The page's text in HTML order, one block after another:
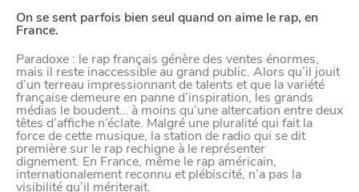
On se sent parfois bien seul quand on aime le rap, en
France.
Paradoxe : le rap français génère des ventes énormes,
mais il reste inaccessible au grand public. Alors qu’il jouit
d’un terreau impressionnant de talents et que la variété
française demeure en panne d’inspiration, les grands
médias le boudent… à moins qu’une altercation entre deux
têtes d’affiche n’éclate. Malgré une pluralité qui fait la
force de cette musique, la station de radio qui se dit
première sur le rap rechigne à le représenter
dignement. En France, même le rap américain,
internationalement reconnu et plébiscité, n’a pas la
visibilité qu’il mériterait.
Paramètres de
confidentialité
Afin de faciliter votre navigation et de vous
apporter le meilleur service possible, nous utilisons
des cookies pour améliorer le site aux besoins des
visiteurs, notamment selon la fréquentation.